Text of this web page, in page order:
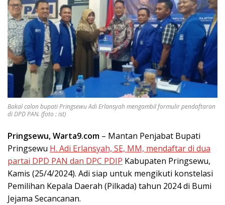
Bakal calon bupati Pringsewu Adi Erlansyah mengambil formulir pendaftaran
di DPD PAN. (foto : ist)
Pringsewu, Warta9.com – Mantan Penjabat Bupati
Pringsewu H. Adi Erlansyah, SE, MM, mendaftar di dua
partai DPD PAN dan DPC PDIP Kabupaten Pringsewu,
Kamis (25/4/2024). Adi siap untuk mengikuti konstelasi
Pemilihan Kepala Daerah (Pilkada) tahun 2024 di Bumi
Jejama Secancanan.